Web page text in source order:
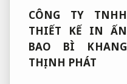
CÔNG TY TNHH
THIẾT KẾ IN ẤN
BAO BÌ KHANG
THỊNH PHÁT